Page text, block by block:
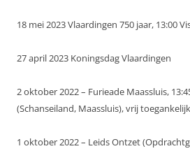
18 mei 2023 Vlaardingen 750 jaar, 13:00
27 april 2023 Koningsdag Vlaardingen
2 oktober 2022 – Furieade Maassluis,
(Schanseiland, Maassluis), vrij toegankelijk
1 oktober 2022 – Leids Ontzet